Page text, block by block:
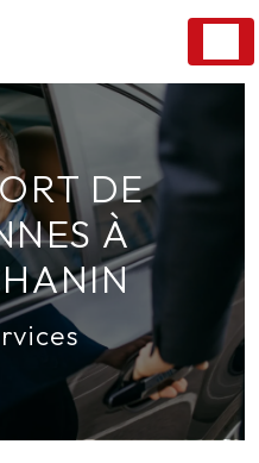
DE
À